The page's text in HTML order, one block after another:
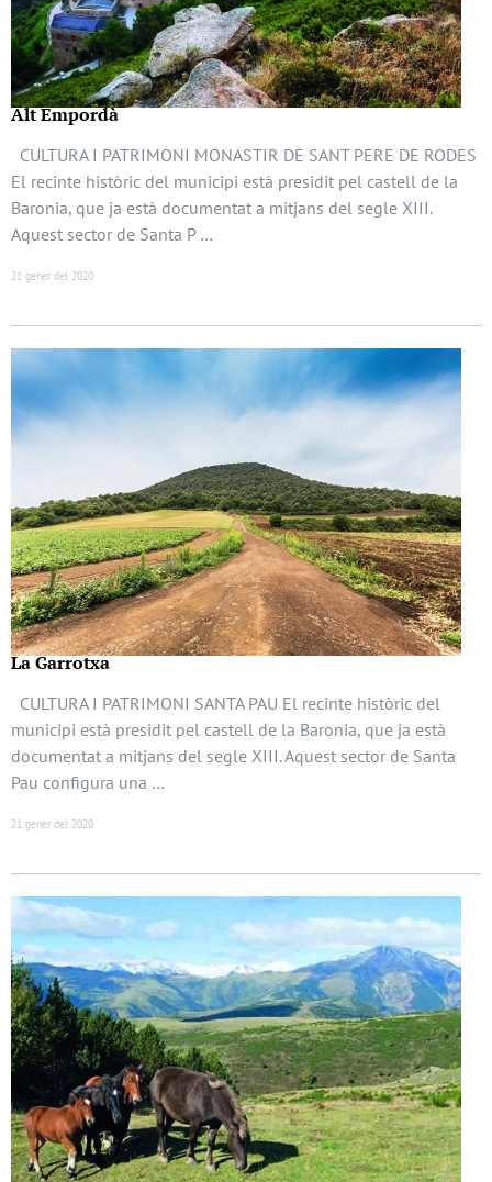
Alt Empordà
CULTURA I PATRIMONI MONASTIR DE SANT PERE DE RODES
El recinte històric del municipi està presidit pel castell de la
Baronia, que ja està documentat a mitjans del segle XIII.
Aquest sector de Santa P …
21 gener del 2020
La Garrotxa
CULTURA I PATRIMONI SANTA PAU El recinte històric del
municipi està presidit pel castell de la Baronia, que ja està
documentat a mitjans del segle XIII. Aquest sector de Santa
Pau configura una …
21 gener del 2020